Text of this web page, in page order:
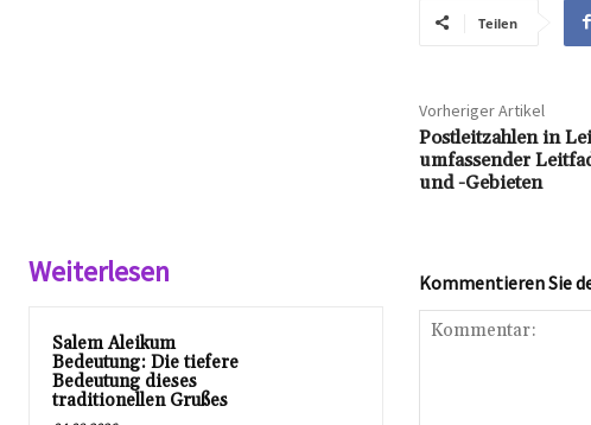
Teilen
Vorheriger Artikel
Postleitzahlen in
umfassender
und -Gebieten
Weiterlesen
Salem Aleikum
Bedeutung: Die tiefere
Bedeutung dieses
traditionellen Grußes
Kommentieren Sie